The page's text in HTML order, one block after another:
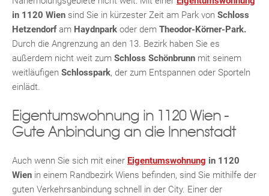
KLIS
in 1120 Wien sind Sie in kürzester Zeit am Park von Schloss
Hetzendorfam Haydnpark oder dem Theodor-Körner-Park.
Durch die Angrenzung an den 13. Bezirk haben Sie es
außerdem nicht weit zum Schloss Schönbrunn mit seinem
weitläufigen Schlosspark, der zum Entspannen oder Sporteln
einlädt.
Eigentumswohnung in 1120 Wien -
Gute Anbindung an die Innenstadt
Auch wenn Sie sich mit einer Eigentumswohnung in 1120
Wien in einem Randbezirk Wiens befinden, sind Sie mithilfe der
guten Verkehrsanbindung schnell in der City. Einer der